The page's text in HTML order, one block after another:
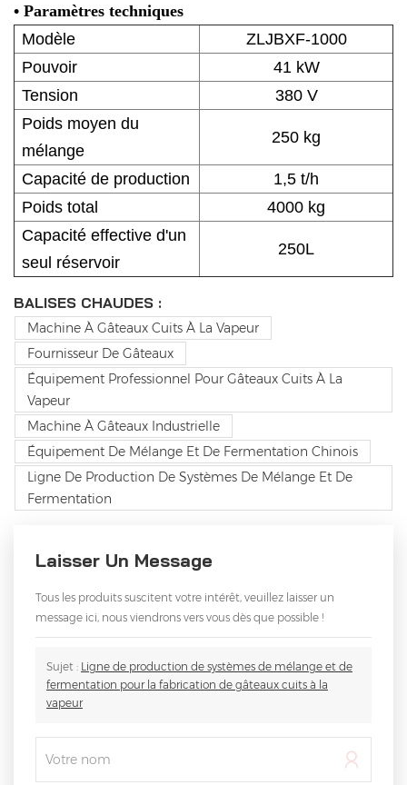
• Paramètres techniques
Modèle
ZLJBXF-1000
Pouvoir
41 kW
Tension
380 V
Poids moyen du
mélange
250 kg
Capacité de production
1,5 t/h
Poids total
4000 kg
Capacité effective d'un
seul réservoir
250L
BALISES CHAUDES :
Machine À Gâteaux Cuits À La Vapeur
Fournisseur De Gâteaux
Équipement Professionnel Pour Gâteaux Cuits À La
Vapeur
Machine À Gâteaux Industrielle
Équipement De Mélange Et De Fermentation Chinois
Ligne De Production De Systèmes De Mélange Et De
Fermentation
Laisser Un Message
Tous les produits suscitent votre intérêt, veuillez laisser un
message ici, nous viendrons vers vous dès que possible !
Sujet : Ligne de production de systèmes de mélange et de
fermentation pour la fabrication de gâteaux cuits à la
vapeur